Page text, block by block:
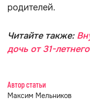
родителей.
Читайте также:
дочь от 31-
Автор статьи
Максим Мельников